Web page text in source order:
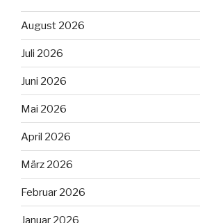
August 2026
Juli 2026
Juni 2026
Mai 2026
April 2026
März 2026
Februar 2026
Januar 2026